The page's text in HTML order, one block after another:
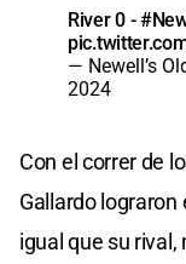
River 0 -
— Newell’s
2024
Con el correr de
Gallardo lograron
igual que su